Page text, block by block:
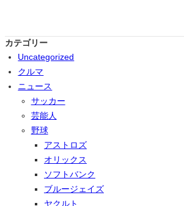
カテゴリー
Uncategorized
クルマ
ニュース
サッカー
芸能人
野球
アストロズ
オリックス
ソフトバンク
ブルージェイズ
ヤクルト